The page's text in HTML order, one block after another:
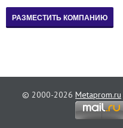
© 2000-2026 Metaprom.ru